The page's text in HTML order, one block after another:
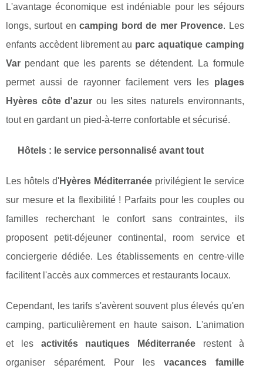
L'avantage économique est indéniable pour les séjours
longs, surtout encamping bord de mer Provence. Les
enfants accèdent librement au parc aquatique camping
Var pendant que les parents se détendent. La formule
permet aussi de rayonner facilement vers les plages
Hyères côte d'azur ou les sites naturels environnants,
tout en gardant un pied-à-terre confortable et sécurisé.
Hôtels : le service personnalisé avant tout
Les hôtels d'Hyères Méditerranéeprivilégient le service
sur mesure et la flexibilité ! Parfaits pour les couples ou
familles recherchant le confort sans contraintes, ils
proposent petit-déjeuner continental, room service et
conciergerie dédiée. Les établissements en centre-ville
facilitent l'accès aux commerces et restaurants locaux.
Cependant, les tarifs s'avèrent souvent plus élevés qu'en
camping, particulièrement en haute saison. L'animation
et les activités nautiques Méditerranée restent à
organiser séparément. Pour les vacances famille